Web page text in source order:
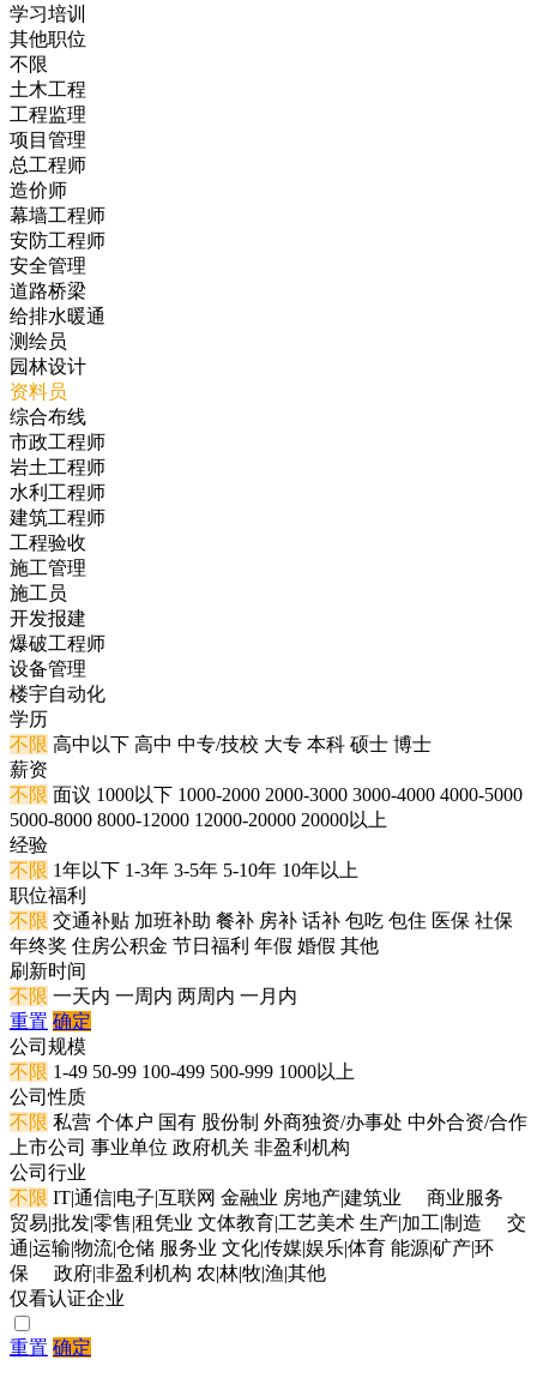
学习培训
其他职位
不限
土木工程
工程监理
项目管理
总工程师
造价师
幕墙工程师
安防工程师
安全管理
道路桥梁
给排水暖通
测绘员
园林设计
资料员
综合布线
市政工程师
岩土工程师
水利工程师
建筑工程师
工程验收
施工管理
施工员
开发报建
爆破工程师
设备管理
楼宇自动化
学历
不限 高中以下 高中 中专/技校 大专 本科 硕士 博士
薪资
不限 面议 1000以下 1000-2000 2000-3000 3000-4000 4000-5000
5000-8000 8000-12000 12000-20000 20000以上
经验
不限 1年以下 1-3年 3-5年 5-10年 10年以上
职位福利
不限 交通补贴 加班补助 餐补 房补 话补 包吃 包住 医保 社保
年终奖 住房公积金 节日福利 年假 婚假 其他
刷新时间
不限 一天内 一周内 两周内 一月内
重置 确定
公司规模
不限 1-49 50-99 100-499 500-999 1000以上
公司性质
不限 私营 个体户 国有 股份制 外商独资/办事处 中外合资/合作
上市公司 事业单位 政府机关 非盈利机构
公司行业
不限 IT|通信|电子|互联网 金融业 房地产|建筑业
商业服务
贸易|批发|零售|租凭业 文体教育|工艺美术 生产|加工|制造
交
通|运输|物流|仓储 服务业 文化|传媒|娱乐|体育 能源|矿产|环
保
政府|非盈利机构 农|林|牧|渔|其他
仅看认证企业
重置 确定